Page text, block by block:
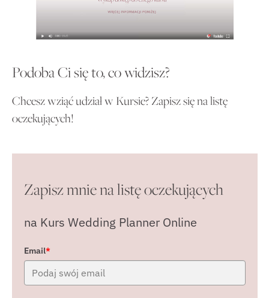
Podoba Ci się to, co widzisz?
Chcesz wziąć udział w Kursie? Zapisz się na listę
oczekujących!
Zapisz mnie na listę oczekujących
na Kurs Wedding Planner Online
Email*